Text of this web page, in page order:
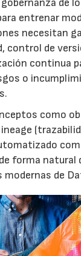
de
entrenar
necesitan
control de
continua
o
como
forma natural
de